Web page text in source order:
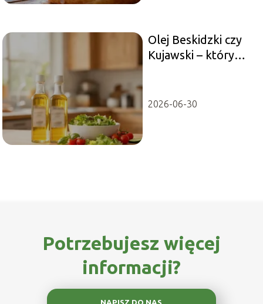
Olej Beskidzki czy
Kujawski – który
2026-06-30
Potrzebujesz więcej
informacji?